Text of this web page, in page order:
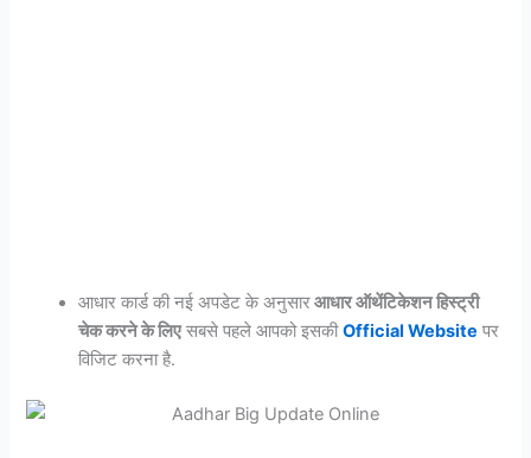
आधार कार्ड की नई अपडेट के अनुसारआधार ऑथेंटिकेशन हिस्ट्री
चेक करने के लिएसबसे पहले आपको इसकीOfficial Website पर
विजिट करना है.